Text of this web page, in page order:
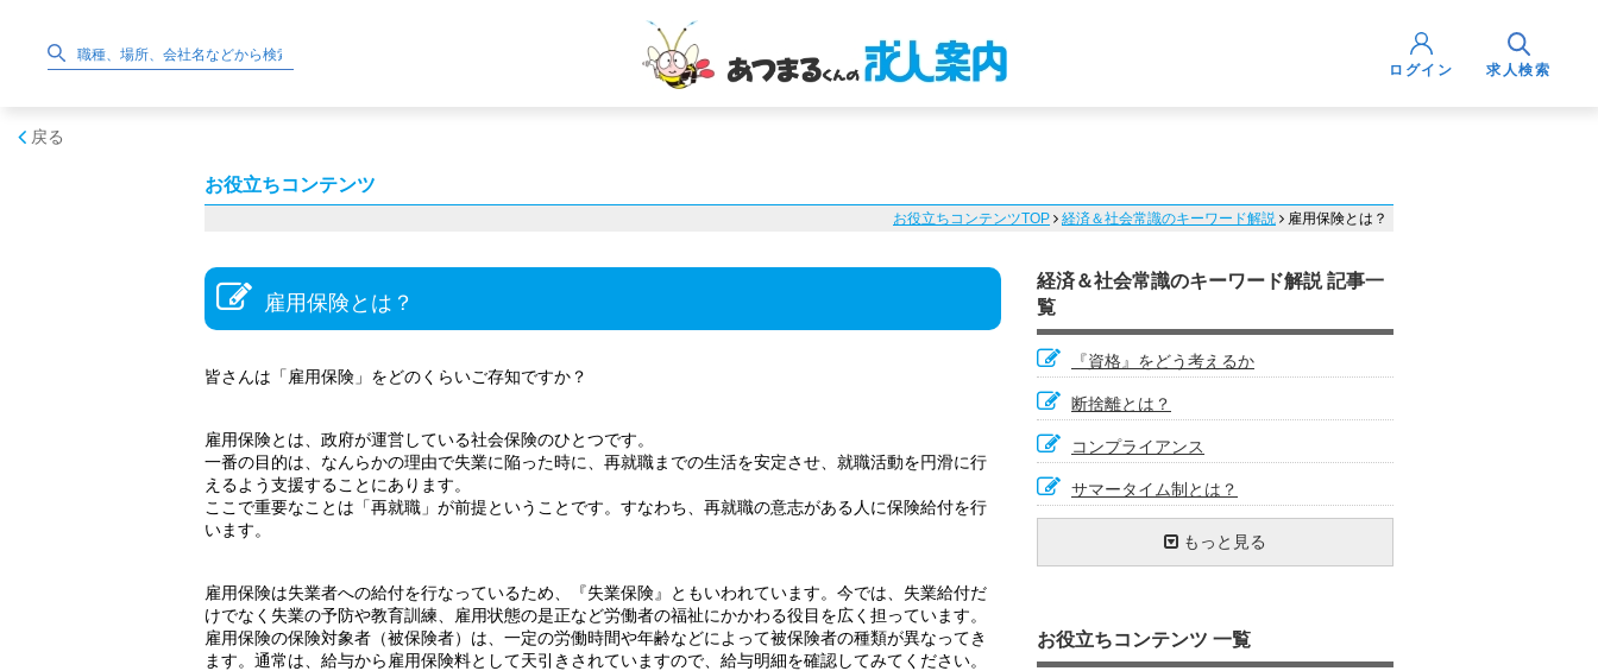
ログイン 求人検索
戻る
お役立ちコンテンツ
お役立ちコンテンツTOP 経済＆社会常識のキーワード解説 雇用保険とは？
雇用保険とは？
皆さんは「雇用保険」をどのくらいご存知ですか？
雇用保険とは、政府が運営している社会保険のひとつです。
一番の目的は、なんらかの理由で失業に陥った時に、再就職までの生活を安定させ、就職活動を円滑に行
えるよう支援することにあります。
ここで重要なことは「再就職」が前提ということです。すなわち、再就職の意志がある人に保険給付を行
います。
雇用保険は失業者への給付を行なっているため、『失業保険』ともいわれています。今では、失業給付だ
けでなく失業の予防や教育訓練、雇用状態の是正など労働者の福祉にかかわる役目を広く担っています。
雇用保険の保険対象者（被保険者）は、一定の労働時間や年齢などによって被保険者の種類が異なってき
ます。通常は、給与から雇用保険料として天引きされていますので、給与明細を確認してみてください。
経済＆社会常識のキーワード解説 記事一
覧
『資格』をどう考えるか
断捨離とは？
コンプライアンス
サマータイム制とは？
ワークライフバランス
有効求人倍率
ウォームビズ（WARM BIZ）
ＢＣＰとは
ＴＰＰ（環太平洋経済連携協定）とは？
プライマリーバランス
電力自由化を促進する『ＰＰＳ』
秋入学
製造物責任（ＰＬ）法
コンピテンシー
生活保護制度
労災保険とは？
エコシステム
マイナンバー制度
再生可能エネルギー発電促進賦課金
総括原価方式
マーケティングとは
衆議院議員総選挙とは
ステルスマーケティング
インフレ目標
知的資産経営報告書
インフレとデフレの違い
もっと見る
お役立ちコンテンツ 一覧